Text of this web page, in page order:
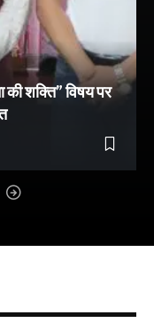
की शक्ति” विषय पर